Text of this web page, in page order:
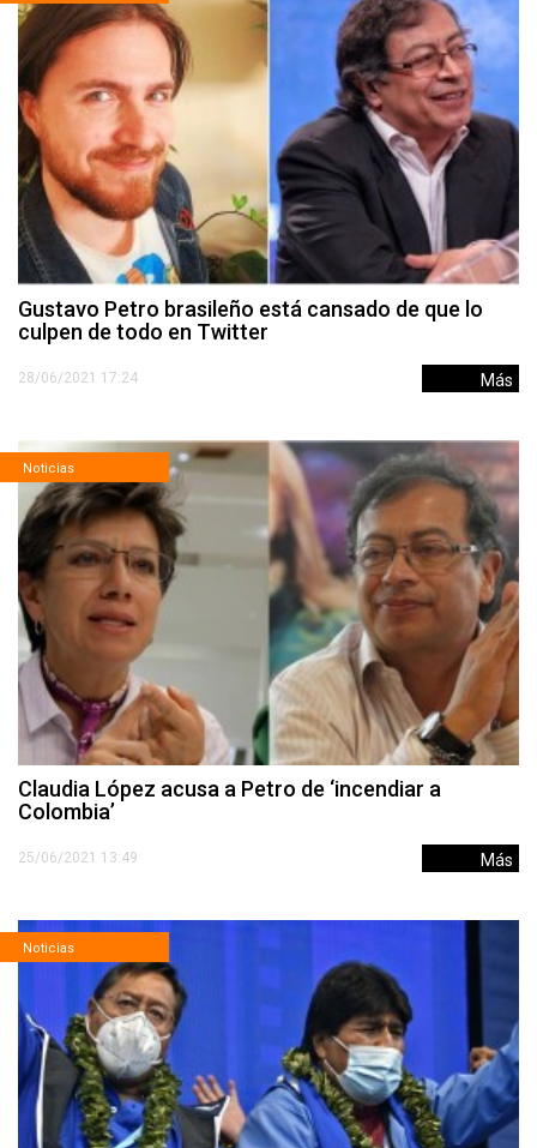
Gustavo Petro brasileño está cansado de que lo
culpen de todo en Twitter
28/06/2021 17:24 Más
Noticias
Claudia López acusa a Petro de ‘incendiar a
Colombia’
25/06/2021 13:49 Más
Noticias